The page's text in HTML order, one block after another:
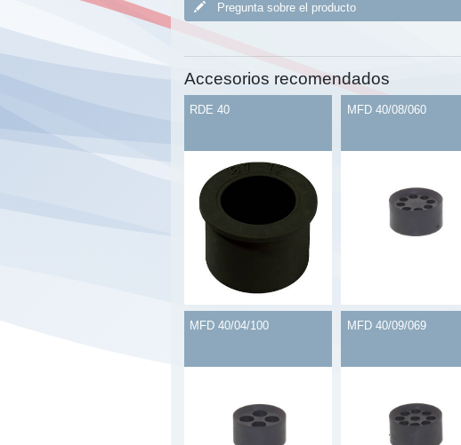
Pregunta sobre el producto
Accesorios recomendados
RDE 40 MFD 40/08/060
MFD 40/04/100 MFD 40/09/069